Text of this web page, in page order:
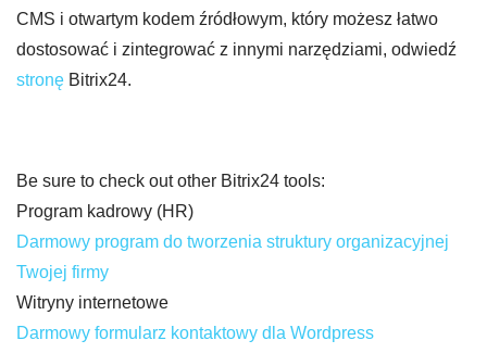
CMS i otwartym kodem źródłowym, który możesz łatwo
dostosować i zintegrować z innymi narzędziami, odwiedź
stronę Bitrix24.
Be sure to check out other Bitrix24 tools:
Program kadrowy (HR)
Darmowy program do tworzenia struktury organizacyjnej
Twojej firmy
Witryny internetowe
Darmowy formularz kontaktowy dla Wordpress